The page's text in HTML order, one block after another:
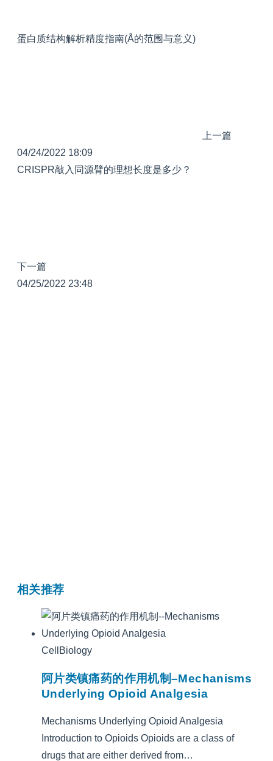
蛋白质结构解析精度指南(Å的范围与意义)
上一篇
04/24/2022 18:09
CRISPR敲入同源臂的理想长度是多少？
下一篇
04/25/2022 23:48
相关推荐
CellBiology
阿片类镇痛药的作用机制–Mechanisms
Underlying Opioid Analgesia
Mechanisms Underlying Opioid Analgesia
Introduction to Opioids Opioids are a class of
drugs that are either derived from…